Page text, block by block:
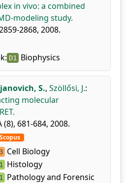
in vivo: a combined
MD-modeling study.
2868, 2008.
D1 Biophysics
S., Szöllősi, J.:
molecular
(8), 681-684, 2008.
Scopus
Cell Biology
Histology
Pathology and Forensic